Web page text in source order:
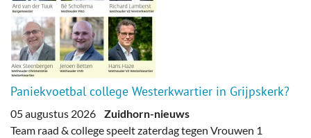
Paniekvoetbal college Westerkwartier in Grijpskerk?
05 augustus 2026 Zuidhorn-nieuws
Team raad & college speelt zaterdag tegen Vrouwen 1